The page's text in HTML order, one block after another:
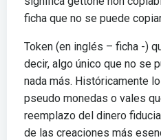
ficha que no se puede
Token (en inglés – ficha -)
decir, algo único que no se
nada más. Históricamente
pseudo monedas o vales
reemplazo del dinero
de las creaciones más